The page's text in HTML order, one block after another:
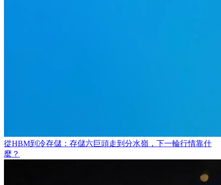
從HBM到冷存儲：存儲六巨頭走到分水嶺，下一輪行情靠什
麼？